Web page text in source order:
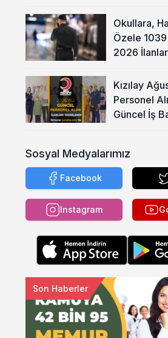
Okullara,
Özele 1039
2026
Kızılay
Personel
Güncel İş
Sosyal Medyalarımız
Facebook
Instagram
Son Haberler